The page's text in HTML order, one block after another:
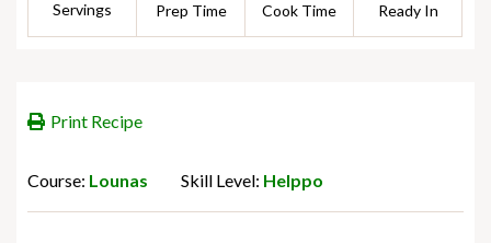
Servings Prep Time Cook Time Ready In
Print Recipe
Course: Lounas Skill Level: Helppo